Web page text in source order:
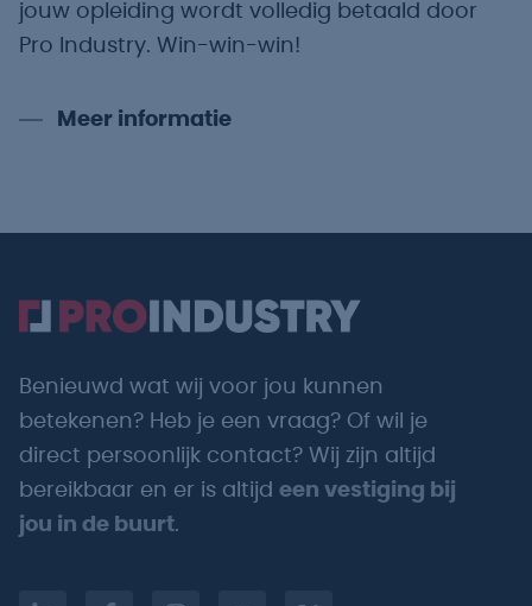
jouw opleiding wordt volledig betaald door
Pro Industry. Win-win-win!
Meer informatie
Benieuwd wat wij voor jou kunnen
betekenen? Heb je een vraag? Of wil je
direct persoonlijk contact? Wij zijn altijd
bereikbaar en er is altijd een vestiging bij
jou in de buurt.